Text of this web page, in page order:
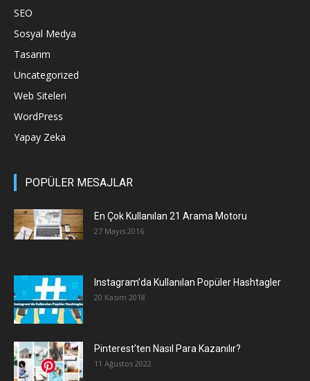
SEO
Sosyal Medya
Tasarım
Uncategorized
Web Siteleri
WordPress
Yapay Zeka
POPÜLER MESAJLAR
En Çok Kullanılan 21 Arama Motoru
27 Mayıs 2016
Instagram’da Kullanılan Popüler Hashtagler
20 Kasım 2018
Pinterest’ten Nasıl Para Kazanılır?
11 Ağustos 2022